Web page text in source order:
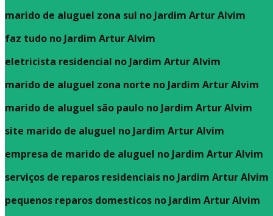
marido de aluguel zona sul no Jardim Artur Alvim
faz tudo no Jardim Artur Alvim
eletricista residencial no Jardim Artur Alvim
marido de aluguel zona norte no Jardim Artur Alvim
marido de aluguel são paulo no Jardim Artur Alvim
site marido de aluguel no Jardim Artur Alvim
empresa de marido de aluguel no Jardim Artur Alvim
serviços de reparos residenciais no Jardim Artur Alvim
pequenos reparos domesticos no Jardim Artur Alvim